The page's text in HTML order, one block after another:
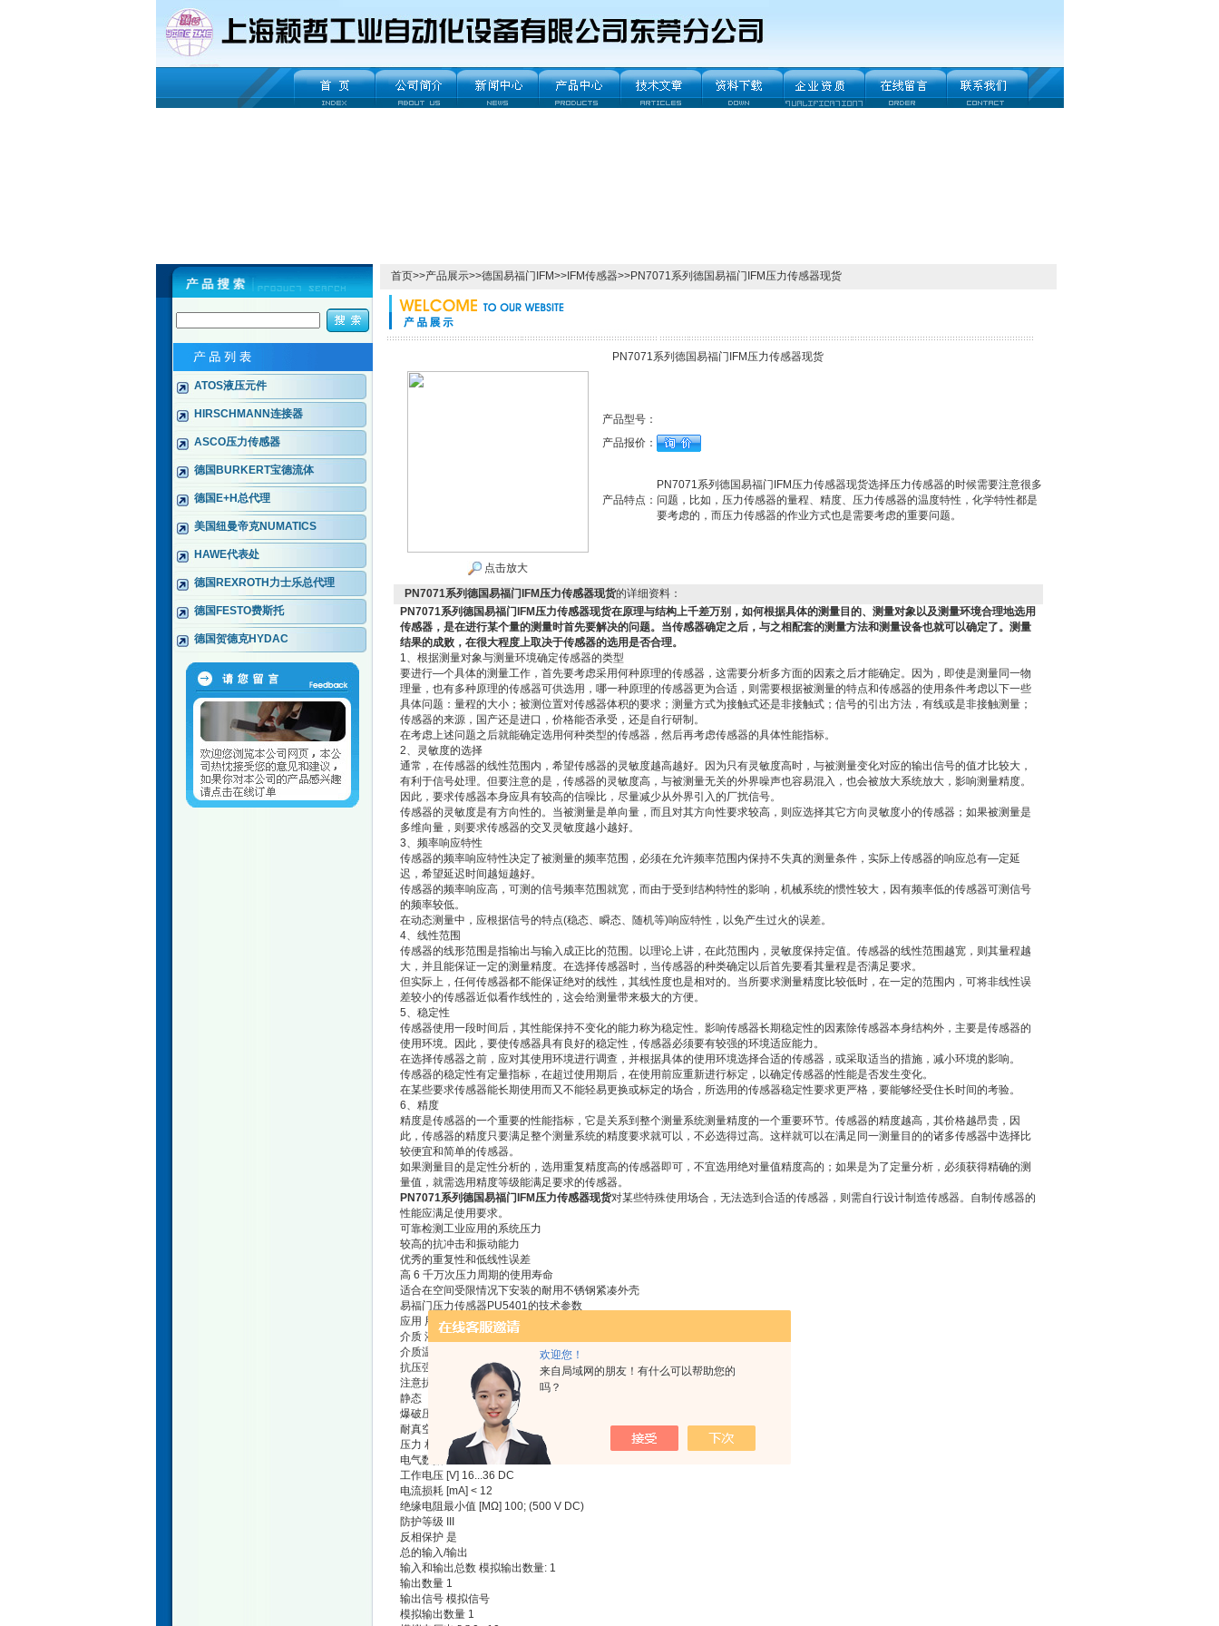
欢迎您！
来自局域网的朋友！有什么可以帮助您的
吗？
ATOS液压元件
HIRSCHMANN连接器
ASCO压力传感器
德国BURKERT宝德流体
德国E+H总代理
美国纽曼帝克NUMATICS
HAWE代表处
德国REXROTH力士乐总代理
德国FESTO费斯托
德国贺德克HYDAC
首页>>产品展示>>德国易福门IFM>>IFM传感器>>PN7071系列德国易福门IFM压力传感器现货
PN7071系列德国易福门IFM压力传感器现货
点击放大
产品型号：
产品报价：
产品特点：
PN7071系列德国易福门IFM压力传感器现货选择压力传感器的时候需要注意很多
问题，比如，压力传感器的量程、精度、压力传感器的温度特性，化学特性都是
要考虑的，而压力传感器的作业方式也是需要考虑的重要问题。
PN7071系列德国易福门IFM压力传感器现货的详细资料：
PN7071系列德国易福门IFM压力传感器现货在原理与结构上千差万别，如何根据具体的测量目的、测量对象以及测量环境合理地选用
传感器，是在进行某个量的测量时首先要解决的问题。当传感器确定之后，与之相配套的测量方法和测量设备也就可以确定了。测量
结果的成败，在很大程度上取决于传感器的选用是否合理。
1、根据测量对象与测量环境确定传感器的类型
要进行—个具体的测量工作，首先要考虑采用何种原理的传感器，这需要分析多方面的因素之后才能确定。因为，即使是测量同一物
理量，也有多种原理的传感器可供选用，哪一种原理的传感器更为合适，则需要根据被测量的特点和传感器的使用条件考虑以下一些
具体问题：量程的大小；被测位置对传感器体积的要求；测量方式为接触式还是非接触式；信号的引出方法，有线或是非接触测量；
传感器的来源，国产还是进口，价格能否承受，还是自行研制。
在考虑上述问题之后就能确定选用何种类型的传感器，然后再考虑传感器的具体性能指标。
2、灵敏度的选择
通常，在传感器的线性范围内，希望传感器的灵敏度越高越好。因为只有灵敏度高时，与被测量变化对应的输出信号的值才比较大，
有利于信号处理。但要注意的是，传感器的灵敏度高，与被测量无关的外界噪声也容易混入，也会被放大系统放大，影响测量精度。
因此，要求传感器本身应具有较高的信噪比，尽量减少从外界引入的厂扰信号。
传感器的灵敏度是有方向性的。当被测量是单向量，而且对其方向性要求较高，则应选择其它方向灵敏度小的传感器；如果被测量是
多维向量，则要求传感器的交叉灵敏度越小越好。
3、频率响应特性
传感器的频率响应特性决定了被测量的频率范围，必须在允许频率范围内保持不失真的测量条件，实际上传感器的响应总有—定延
迟，希望延迟时间越短越好。
传感器的频率响应高，可测的信号频率范围就宽，而由于受到结构特性的影响，机械系统的惯性较大，因有频率低的传感器可测信号
的频率较低。
在动态测量中，应根据信号的特点(稳态、瞬态、随机等)响应特性，以免产生过火的误差。
4、线性范围
传感器的线形范围是指输出与输入成正比的范围。以理论上讲，在此范围内，灵敏度保持定值。传感器的线性范围越宽，则其量程越
大，并且能保证一定的测量精度。在选择传感器时，当传感器的种类确定以后首先要看其量程是否满足要求。
但实际上，任何传感器都不能保证绝对的线性，其线性度也是相对的。当所要求测量精度比较低时，在一定的范围内，可将非线性误
差较小的传感器近似看作线性的，这会给测量带来极大的方便。
5、稳定性
传感器使用一段时间后，其性能保持不变化的能力称为稳定性。影响传感器长期稳定性的因素除传感器本身结构外，主要是传感器的
使用环境。因此，要使传感器具有良好的稳定性，传感器必须要有较强的环境适应能力。
在选择传感器之前，应对其使用环境进行调查，并根据具体的使用环境选择合适的传感器，或采取适当的措施，减小环境的影响。
传感器的稳定性有定量指标，在超过使用期后，在使用前应重新进行标定，以确定传感器的性能是否发生变化。
在某些要求传感器能长期使用而又不能轻易更换或标定的场合，所选用的传感器稳定性要求更严格，要能够经受住长时间的考验。
6、精度
精度是传感器的一个重要的性能指标，它是关系到整个测量系统测量精度的一个重要环节。传感器的精度越高，其价格越昂贵，因
此，传感器的精度只要满足整个测量系统的精度要求就可以，不必选得过高。这样就可以在满足同一测量目的的诸多传感器中选择比
较便宜和简单的传感器。
如果测量目的是定性分析的，选用重复精度高的传感器即可，不宜选用绝对量值精度高的；如果是为了定量分析，必须获得精确的测
量值，就需选用精度等级能满足要求的传感器。
PN7071系列德国易福门IFM压力传感器现货对某些特殊使用场合，无法选到合适的传感器，则需自行设计制造传感器。自制传感器的
性能应满足使用要求。
可靠检测工业应用的系统压力
较高的抗冲击和振动能力
优秀的重复性和低线性误差
高 6 千万次压力周期的使用寿命
适合在空间受限情况下安装的耐用不锈钢紧凑外壳
易福门压力传感器PU5401的技术参数
应用 用于工业应用
介质 液体和气体介质
介质温度 [°C] -40...90
抗压强度 [bar] 625
注意抗压强度
静态
爆破压力最小值 [bar] 1200
耐真空 [mbar] -1000
压力 相对压力
电气数据
工作电压 [V] 16...36 DC
电流损耗 [mA] < 12
绝缘电阻最小值 [MΩ] 100; (500 V DC)
防护等级 III
反相保护 是
总的输入/输出
输入和输出总数 模拟输出数量: 1
输出数量 1
输出信号 模拟信号
模拟输出数量 1